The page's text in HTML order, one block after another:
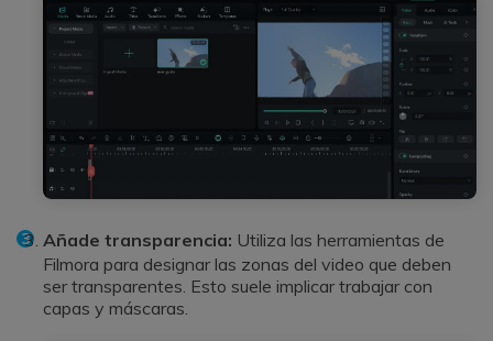
Añade transparencia: Utiliza las herramientas de
Filmora para designar las zonas del video que deben
ser transparentes. Esto suele implicar trabajar con
capas y máscaras.